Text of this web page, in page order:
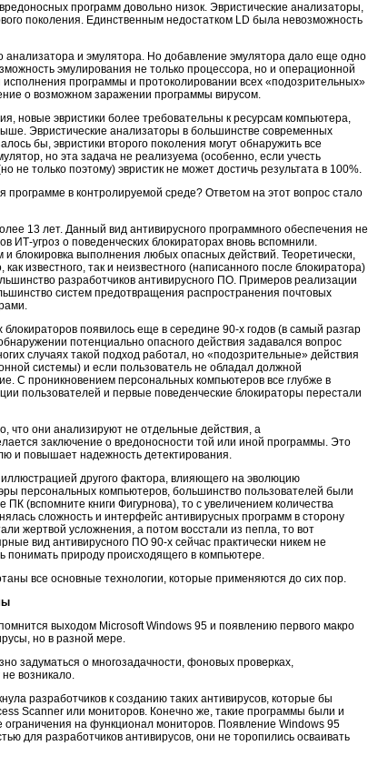
программ довольно низок. Эвристические анализаторы,
поколения. Единственным недостатком LD была невозможность
анализатора и эмулятора. Но добавление эмулятора дало еще одно
эмулирования не только процессора, но и операционной
программы и протоколировании всех «подозрительных»
о возможном заражении программы вирусом.
новые эвристики более требовательны к ресурсам компьютера,
Эвристические анализаторы в большинстве современных
бы, эвристики второго поколения могут обнаружить все
но эта задача не реализуема (особенно, если учесть
только поэтому) эвристик не может достичь результата в 100%.
программе в контролируемой среде? Ответом на этот вопрос стало
13 лет. Данный вид антивирусного программного обеспечения не
угроз о поведенческих блокираторах вновь вспомнили.
блокировка выполнения любых опасных действий. Теоретически,
известного, так и неизвестного (написанного после блокиратора)
разработчиков антивирусного ПО. Примеров реализации
систем предотвращения распространения почтовых
появилось еще в середине 90-х годов (в самый разгар
потенциально опасного действия задавался вопрос
случаях такой подход работал, но «подозрительные» действия
системы) и если пользователь не обладал должной
С проникновением персональных компьютеров все глубже в
пользователей и первые поведенческие блокираторы перестали
что они анализируют не отдельные действия, а
заключение о вредоносности той или иной программы. Это
и повышает надежность детектирования.
другого фактора, влияющего на эволюцию
персональных компьютеров, большинство пользователей были
(вспомните книги Фигурнова), то с увеличением количества
сложность и интерфейс антивирусных программ в сторону
жертвой усложнения, а потом восстали из пепла, то вот
вид антивирусного ПО 90-х сейчас практически никем не
понимать природу происходящего в компьютере.
все основные технологии, которые применяются до сих пор.
выходом Microsoft Windows 95 и появлению первого макро
но в разной мере.
задуматься о многозадачности, фоновых проверках,
возникало.
разработчиков к созданию таких антивирусов, которые бы
Scanner или мониторов. Конечно же, такие программы были и
на функционал мониторов. Появление Windows 95
для разработчиков антивирусов, они не торопились осваивать